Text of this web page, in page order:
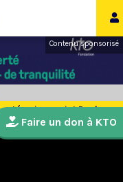
Contenu sponsorisé
témoins : saint Paul
Faire un don à KTO